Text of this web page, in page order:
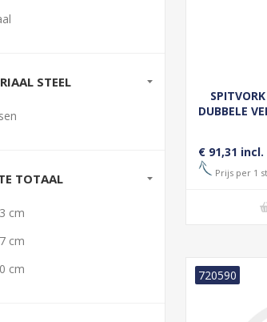
DUBBELE
€ 91,31 incl.
Prijs per 1
720590
STEEL
TOTAAL
cm
cm
cm